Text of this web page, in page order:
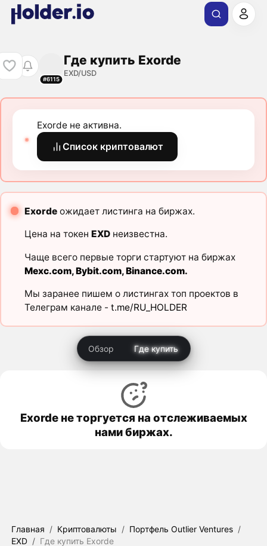
#6115
Где купить Exorde
EXD/USD
Exorde не активна.
Список криптовалют
Exordeожидает листинга на биржах.
Цена на токен EXDнеизвестна.
Чаще всего первые торги стартуют на биржах
Mexc.com,Bybit.com,Binance.com.
Мы заранее пишем о листингах топ проектов в
Телеграм канале - t.me/RU_HOLDER
Обзор Где купить
Exorde не торгуется на отслеживаемых
нами биржах.
Главная / Криптовалюты / Портфель Outlier Ventures /
EXD / Где купить Exorde